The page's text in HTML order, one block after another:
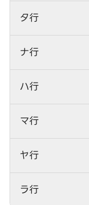
タ行
ナ行
ハ行
マ行
ヤ行
ラ行